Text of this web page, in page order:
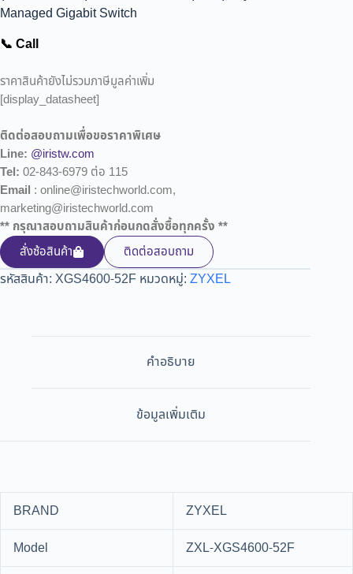
Managed Gigabit Switch
📞 Call
ราคาสินค้ายังไม่รวมภาษีมูลค่าเพิ่ม
[display_datasheet]
ติดต่อสอบถามเพื่อขอราคาพิเศษ
Line: @iristw.com
Tel: 02-843-6979 ต่อ 115
Email : online@iristechworld.com,
marketing@iristechworld.com
** กรุณาสอบถามสินค้าก่อนกดสั่งซื้อทุกครั้ง **
สั่งซ้อสินค้า
ติดต่อสอบถาม
รหัสสินค้า: XGS4600-52F หมวดหมู่: ZYXEL
คำอธิบาย
ข้อมูลเพิ่มเติม
BRAND
ZYXEL
Model
ZXL-XGS4600-52F